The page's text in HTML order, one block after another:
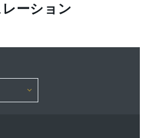
ーション